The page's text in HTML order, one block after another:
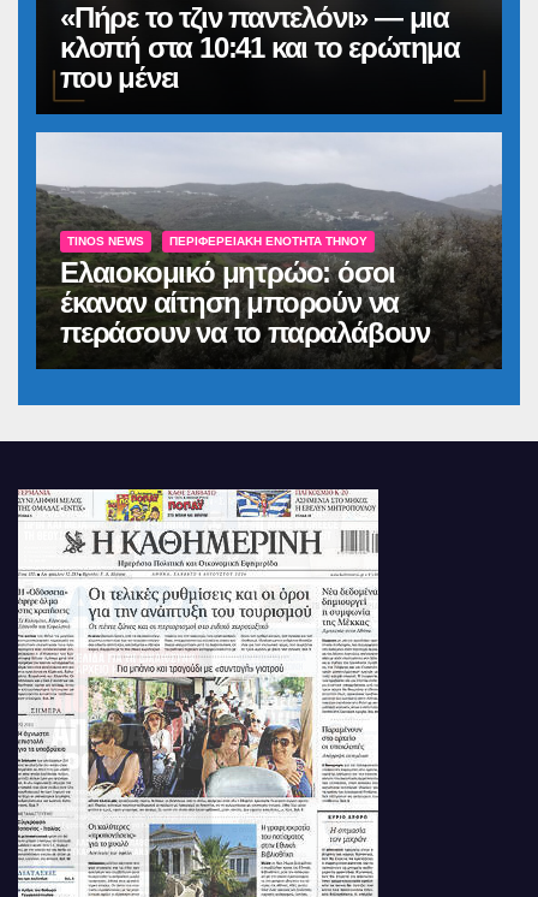
«Πήρε το τζιν παντελόνι» — μια
κλοπή στα 10:41 και το ερώτημα
που μένει
TINOS NEWS ΠΕΡΙΦΕΡΕΙΑΚΉ ΕΝΌΤΗΤΑ ΤΉΝΟΥ
Ελαιοκομικό μητρώο: όσοι
έκαναν αίτηση μπορούν να
περάσουν να το παραλάβουν